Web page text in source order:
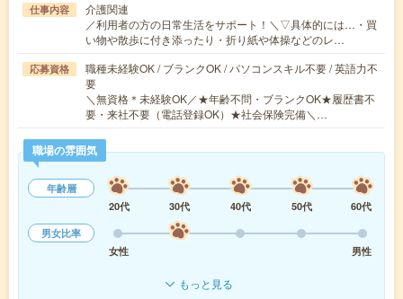
仕事内容
介護関連
／利用者の方の日常生活をサポート！＼▽具体的には…・買
い物や散歩に付き添ったり・折り紙や体操などのレ…
応募資格
職種未経験OK / ブランクOK / パソコンスキル不要 / 英語力不
要
＼無資格＊未経験OK／★年齢不問・ブランクOK★履歴書不
要・来社不要（電話登録OK）★社会保険完備＼…
職場の雰囲気
年齢層
20代
30代 40代 50代
60代
男女比率
女性
男性
もっと見る